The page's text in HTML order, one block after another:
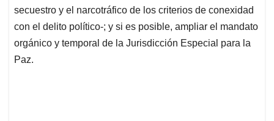
secuestro y el narcotráfico de los criterios de conexidad
con el delito político-; y si es posible, ampliar el mandato
orgánico y temporal de la Jurisdicción Especial para la
Paz.